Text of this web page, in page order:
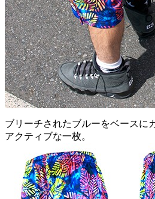
ブリーチされたブルーをベースに
アクティブな一枚。